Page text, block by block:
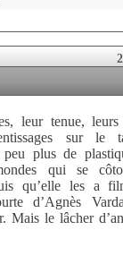
leur tenue, leurs
sur le
plus de
qui se
qu’elle les a
d’Agnès
Mais le lâcher